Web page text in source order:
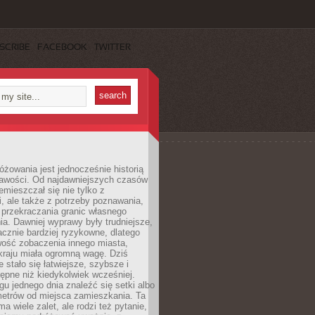
FACEBOOK TWITTER
jest jednocześnie historią
Od najdawniejszych czasów
się nie tylko z
ale także z potrzeby poznawania,
granic własnego
Dawniej wyprawy były trudniejsze,
bardziej ryzykowne, dlatego
zobaczenia innego miasta,
miała ogromną wagę. Dziś
stało się łatwiejsze, szybsze i
niż kiedykolwiek wcześniej.
jednego dnia znaleźć się setki albo
od miejsca zamieszkania. Ta
wiele zalet, ale rodzi też pytanie,